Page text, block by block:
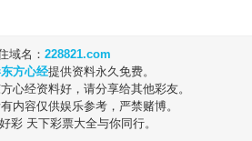
域名： 228821.com
方心经提供资料永久免费。
心经资料好，请分享给其他彩友。
内容仅供娱乐参考，严禁赌博。
彩 天下彩票大全与你同行。